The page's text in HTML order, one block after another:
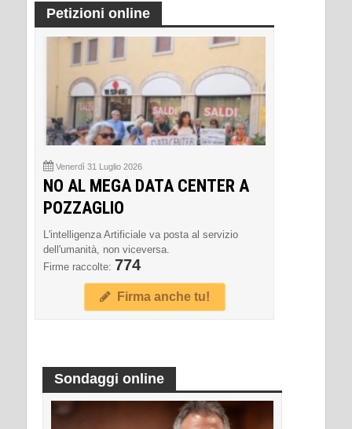
Petizioni online
Venerdì 31 Luglio 2026
NO AL MEGA DATA CENTER A
POZZAGLIO
L'intelligenza Artificiale va posta al servizio
dell'umanità, non viceversa.
Firme raccolte: 774
Firma anche tu!
Sondaggi online